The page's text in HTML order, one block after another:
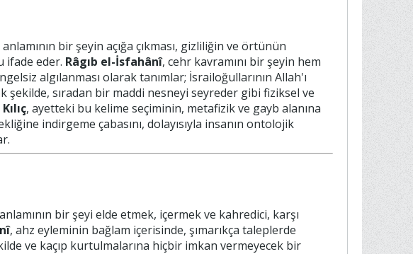
bir şeyin açığa çıkması, gizliliğin ve örtünün
ifade eder. Râgıb el-İsfahânî, cehr kavramını bir şeyin hem
algılanması olarak tanımlar; İsrailoğullarının Allah'ı
sıradan bir maddi nesneyi seyreder gibi fiziksel ve
, ayetteki bu kelime seçiminin, metafizik ve gayb alanına
indirgeme çabasını, dolayısıyla insanın ontolojik
bir şeyi elde etmek, içermek ve kahredici, karşı
, ahz eyleminin bağlam içerisinde, şımarıkça taleplerde
ve kaçıp kurtulmalarına hiçbir imkan vermeyecek bir